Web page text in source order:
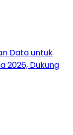
Data untuk
2026, Dukung